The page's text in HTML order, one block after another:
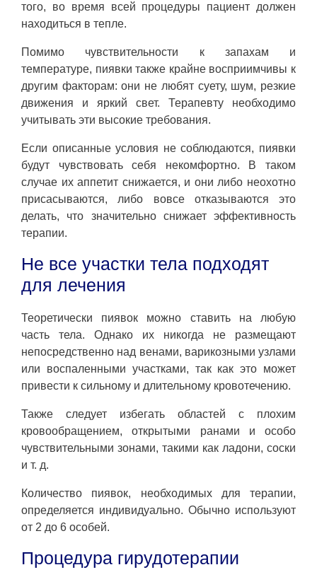
того, во время всей процедуры пациент должен
находиться в тепле.
Помимо чувствительности к запахам и
температуре, пиявки также крайне восприимчивы к
другим факторам: они не любят суету, шум, резкие
движения и яркий свет. Терапевту необходимо
учитывать эти высокие требования.
Если описанные условия не соблюдаются, пиявки
будут чувствовать себя некомфортно. В таком
случае их аппетит снижается, и они либо неохотно
присасываются, либо вовсе отказываются это
делать, что значительно снижает эффективность
терапии.
Не все участки тела подходят
для лечения
Теоретически пиявок можно ставить на любую
часть тела. Однако их никогда не размещают
непосредственно над венами, варикозными узлами
или воспаленными участками, так как это может
привести к сильному и длительному кровотечению.
Также следует избегать областей с плохим
кровообращением, открытыми ранами и особо
чувствительными зонами, такими как ладони, соски
и т. д.
Количество пиявок, необходимых для терапии,
определяется индивидуально. Обычно используют
от 2 до 6 особей.
Процедура гирудотерапии